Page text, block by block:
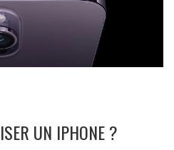
UN IPHONE ?